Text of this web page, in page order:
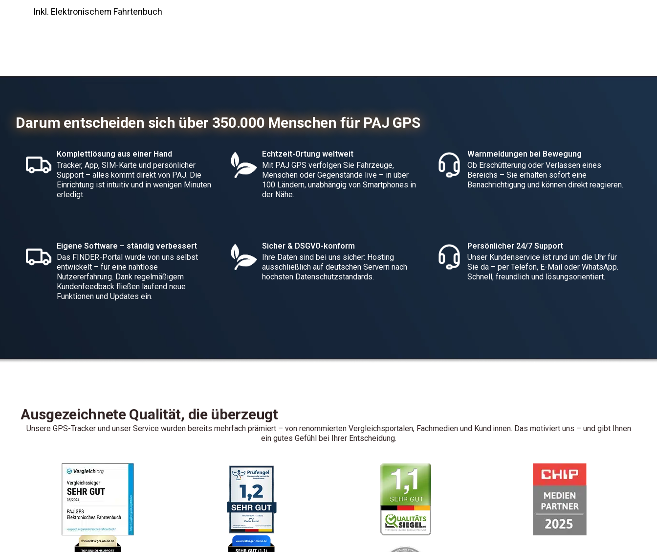
Inkl. Elektronischem Fahrtenbuch
Darum entscheiden sich über 350.000 Menschen für PAJ GPS
Komplettlösung aus einer Hand
Tracker, App, SIM-Karte und persönlicher
Support – alles kommt direkt von PAJ. Die
Einrichtung ist intuitiv und in wenigen Minuten
erledigt.
Echtzeit-Ortung weltweit
Mit PAJ GPS verfolgen Sie Fahrzeuge,
Menschen oder Gegenstände live – in über
100 Ländern, unabhängig von Smartphones in
der Nähe.
Warnmeldungen bei Bewegung
Ob Erschütterung oder Verlassen eines
Bereichs – Sie erhalten sofort eine
Benachrichtigung und können direkt reagieren.
Eigene Software – ständig verbessert
Das FINDER-Portal wurde von uns selbst
entwickelt – für eine nahtlose
Nutzererfahrung. Dank regelmäßigem
Kundenfeedback fließen laufend neue
Funktionen und Updates ein.
Sicher & DSGVO-konform
Ihre Daten sind bei uns sicher: Hosting
ausschließlich auf deutschen Servern nach
höchsten Datenschutzstandards.
Persönlicher 24/7 Support
Unser Kundenservice ist rund um die Uhr für
Sie da – per Telefon, E-Mail oder WhatsApp.
Schnell, freundlich und lösungsorientiert.
Ausgezeichnete Qualität, die überzeugt
Unsere GPS-Tracker und unser Service wurden bereits mehrfach prämiert – von renommierten Vergleichsportalen, Fachmedien und Kund:innen. Das motiviert uns – und gibt Ihnen
ein gutes Gefühl bei Ihrer Entscheidung.